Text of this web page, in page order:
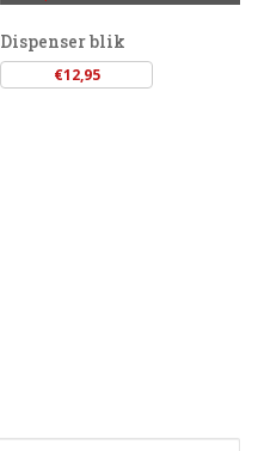
Dispenser blik
€12,95